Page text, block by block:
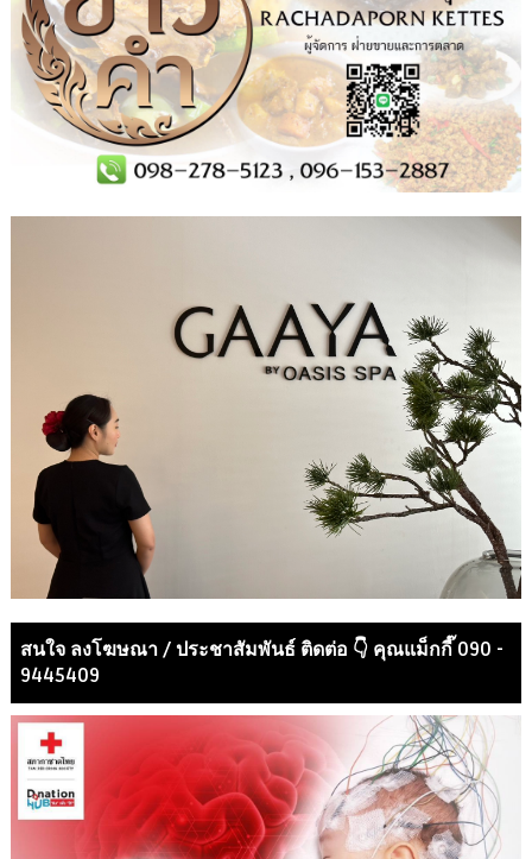
สนใจ ลงโฆษณา / ประชาสัมพันธ์ ติดต่อ 👇 คุณแม็กกี๊ 090 -
9445409